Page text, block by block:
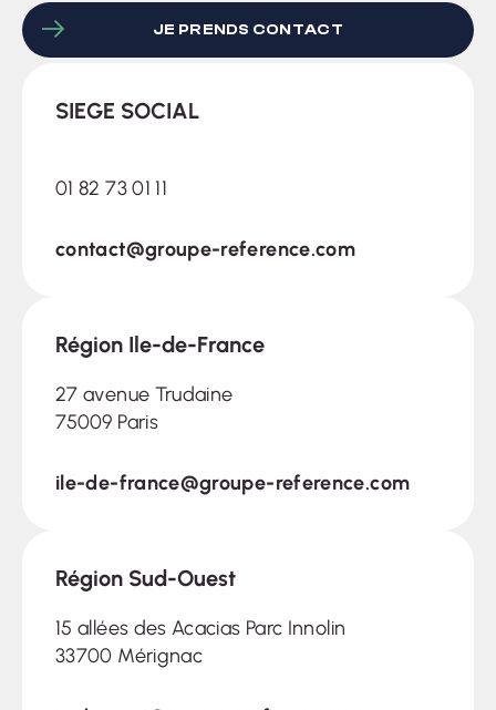
SIEGE SOCIAL
01 82 73 01 11
contact@groupe-reference.com
Région Ile-de-France
27 avenue Trudaine
75009 Paris
ile-de-france@groupe-reference.com
Région Sud-Ouest
15 allées des Acacias Parc Innolin
33700 Mérignac